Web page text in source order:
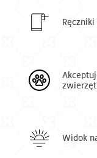
Ręczniki
Widok